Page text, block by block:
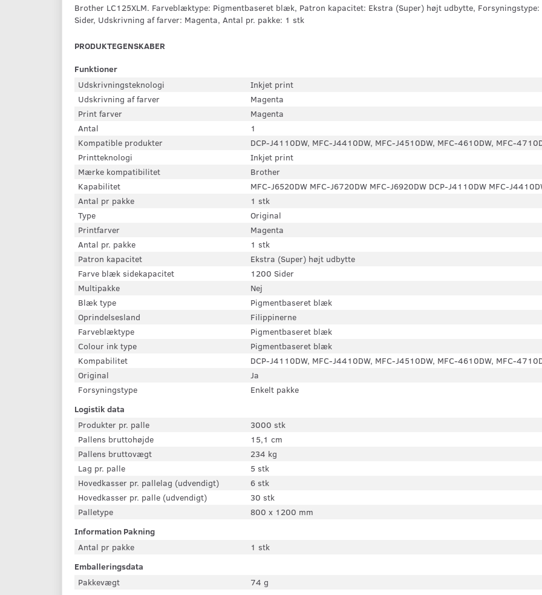
Brother LC125XLM. Farveblæktype: Pigmentbaseret blæk, Patron kapacitet: Ekstra (Super) højt udbytte,
Sider, Udskrivning af farver: Magenta, Antal pr. pakke: 1 stk
PRODUKTEGENSKABER
Funktioner
Udskrivningsteknologi
Inkjet print
Udskrivning af farver
Magenta
Print farver
Magenta
Antal
1
Kompatible produkter
DCP-J4110DW, MFC-J4410DW, MFC-J4510DW, MFC-4610DW, MFC-
Printteknologi
Inkjet print
Mærke kompatibilitet
Brother
Kapabilitet
MFC-J6520DW MFC-J6720DW MFC-J6920DW DCP-J4110DW MFC-
Antal pr pakke
1 stk
Type
Original
Printfarver
Magenta
Antal pr. pakke
1 stk
Patron kapacitet
Ekstra (Super) højt udbytte
Farve blæk sidekapacitet
1200 Sider
Multipakke
Nej
Blæk type
Pigmentbaseret blæk
Oprindelsesland
Filippinerne
Farveblæktype
Pigmentbaseret blæk
Colour ink type
Pigmentbaseret blæk
Kompabilitet
DCP-J4110DW, MFC-J4410DW, MFC-J4510DW, MFC-4610DW, MFC-
Original
Ja
Forsyningstype
Enkelt pakke
Logistik data
Produkter pr. palle
3000 stk
Pallens bruttohøjde
15,1 cm
Pallens bruttovægt
234 kg
Lag pr. palle
5 stk
Hovedkasser pr. pallelag (udvendigt)
6 stk
Hovedkasser pr. palle (udvendigt)
30 stk
Palletype
800 x 1200 mm
Information Pakning
Antal pr pakke
1 stk
Emballeringsdata
Pakkevægt
74 g